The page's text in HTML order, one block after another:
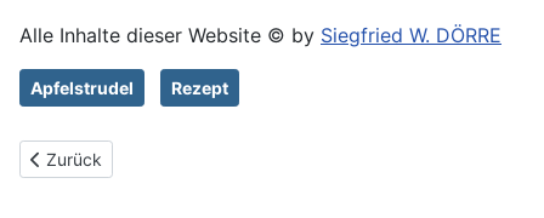
Alle Inhalte dieser Website © by Siegfried W. DÖRRE
Apfelstrudel Rezept
Vorheriger Beitrag: Schupf Impressionen
Zurück